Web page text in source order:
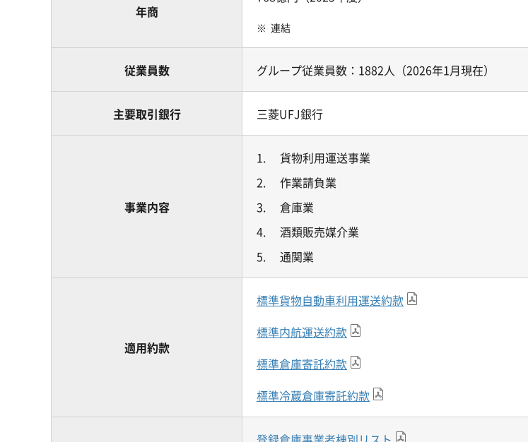
年商
※ 連結
従業員数 グループ従業員数：1882人（2026年1月現在）
主要取引銀行 三菱UFJ銀行
事業内容
1.
貨物利用運送事業
2.
作業請負業
3.
倉庫業
4.
酒類販売媒介業
5.
通関業
適用約款
標準貨物自動車利用運送約款
標準内航運送約款
標準倉庫寄託約款
標準冷蔵倉庫寄託約款